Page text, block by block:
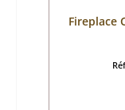
Fireplace